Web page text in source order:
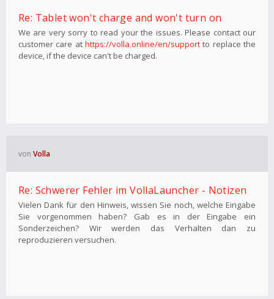
Re: Tablet won't charge and won't turn on
We are very sorry to read your the issues. Please contact our
customer care at https://volla.online/en/support to replace the
device, if the device can't be charged.
von Volla
Re: Schwerer Fehler im VollaLauncher - Notizen
Vielen Dank für den Hinweis, wissen Sie noch, welche Eingabe
Sie vorgenommen haben? Gab es in der Eingabe ein
Sonderzeichen? Wir werden das Verhalten dan zu
reproduzieren versuchen.